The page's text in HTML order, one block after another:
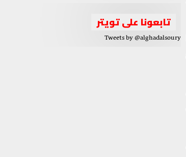
تابعونا على تويتر
Tweets by @alghadalsoury